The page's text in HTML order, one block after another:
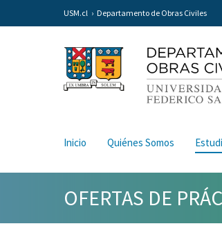
USM.cl Departamento de Obras Civiles
Inicio Quiénes Somos
OFERTAS DE